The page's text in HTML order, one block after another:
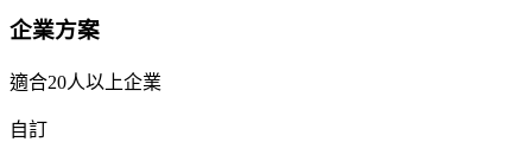
企業方案
適合20人以上企業
自訂